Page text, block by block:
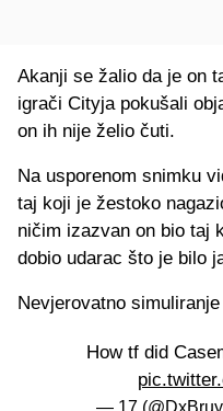
Akanji se žalio da je on
igrači Cityja pokušali
on ih nije želio čuti.
Na usporenom snimku
taj koji je žestoko
ničim izazvan on bio taj
dobio udarac što je bilo
Nevjerovatno
How tf did
— 17